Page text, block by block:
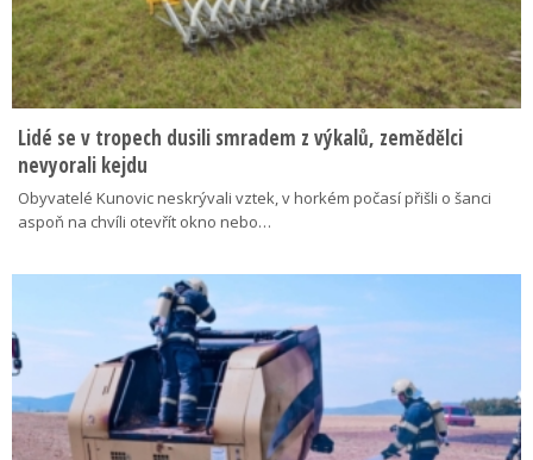
Lidé se v tropech dusili smradem z výkalů, zemědělci
nevyorali kejdu
Obyvatelé Kunovic neskrývali vztek, v horkém počasí přišli o šanci
aspoň na chvíli otevřít okno nebo…